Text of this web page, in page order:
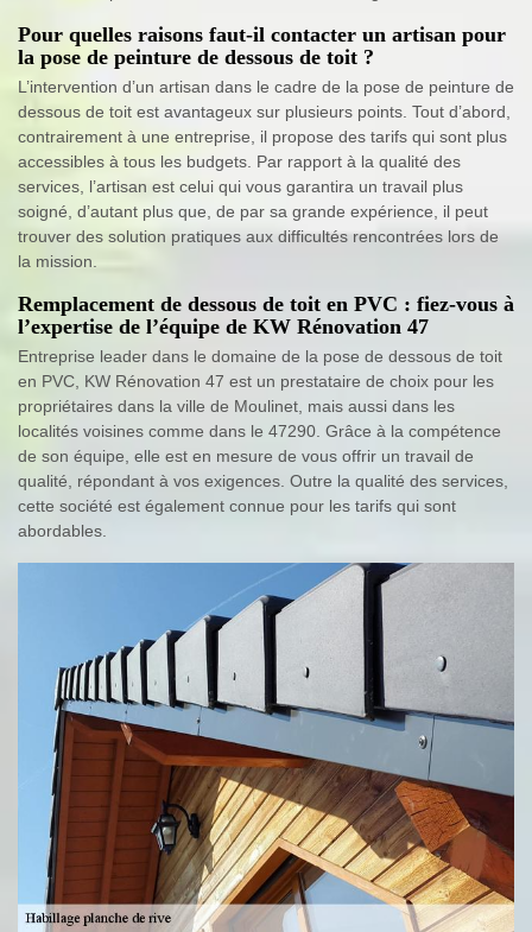
Pour quelles raisons faut-il contacter un artisan pour
la pose de peinture de dessous de toit ?
L’intervention d’un artisan dans le cadre de la pose de peinture de
dessous de toit est avantageux sur plusieurs points. Tout d’abord,
contrairement à une entreprise, il propose des tarifs qui sont plus
accessibles à tous les budgets. Par rapport à la qualité des
services, l’artisan est celui qui vous garantira un travail plus
soigné, d’autant plus que, de par sa grande expérience, il peut
trouver des solution pratiques aux difficultés rencontrées lors de
la mission.
Remplacement de dessous de toit en PVC : fiez-vous à
l’expertise de l’équipe de KW Rénovation 47
Entreprise leader dans le domaine de la pose de dessous de toit
en PVC, KW Rénovation 47 est un prestataire de choix pour les
propriétaires dans la ville de Moulinet, mais aussi dans les
localités voisines comme dans le 47290. Grâce à la compétence
de son équipe, elle est en mesure de vous offrir un travail de
qualité, répondant à vos exigences. Outre la qualité des services,
cette société est également connue pour les tarifs qui sont
abordables.